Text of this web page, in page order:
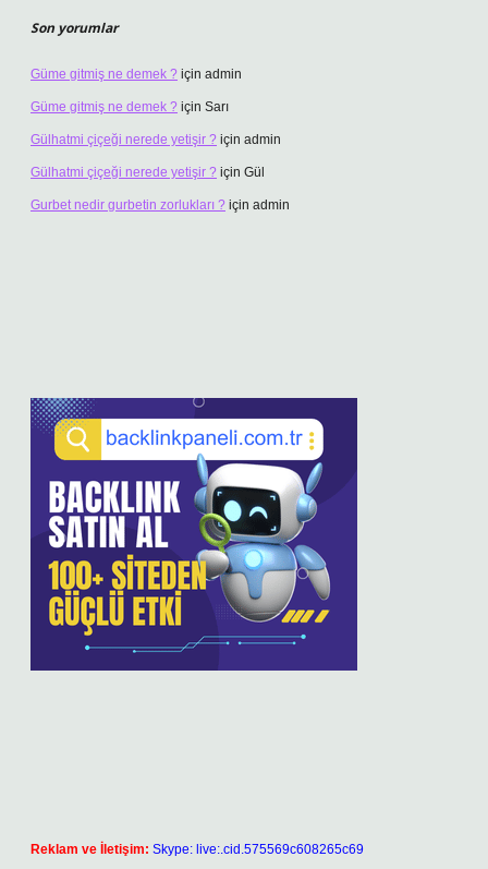
Son yorumlar
Güme gitmiş ne demek ? için admin
Güme gitmiş ne demek ? için Sarı
Gülhatmi çiçeği nerede yetişir ? için admin
Gülhatmi çiçeği nerede yetişir ? için Gül
Gurbet nedir gurbetin zorlukları ? için admin
Reklam ve İletişim: Skype: live:.cid.575569c608265c69